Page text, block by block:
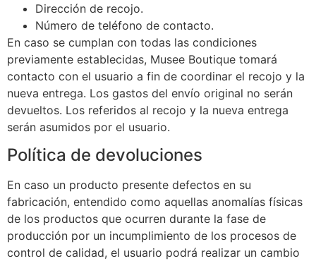
Dirección de recojo.
Número de teléfono de contacto.
En caso se cumplan con todas las condiciones
previamente establecidas, Musee Boutique tomará
contacto con el usuario a fin de coordinar el recojo y la
nueva entrega. Los gastos del envío original no serán
devueltos. Los referidos al recojo y la nueva entrega
serán asumidos por el usuario.
Política de devoluciones
En caso un producto presente defectos en su
fabricación, entendido como aquellas anomalías físicas
de los productos que ocurren durante la fase de
producción por un incumplimiento de los procesos de
control de calidad, el usuario podrá realizar un cambio